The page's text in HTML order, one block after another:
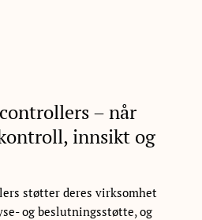
– når
innsikt og
støtter deres virksomhet
og beslutningsstøtte, og